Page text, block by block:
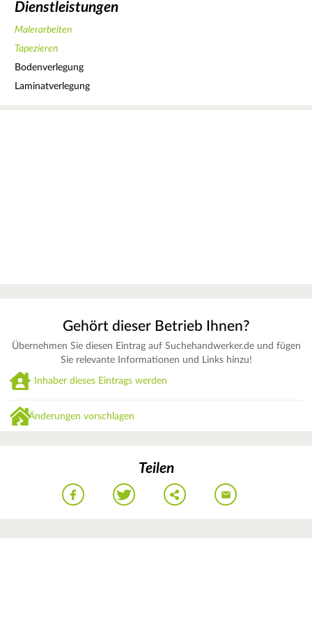
Dienstleistungen
Malerarbeiten
Tapezieren
Bodenverlegung
Laminatverlegung
Gehört dieser Betrieb Ihnen?
Übernehmen Sie diesen Eintrag auf Suchehandwerker.de und fügen
Sie relevante Informationen und Links hinzu!
Inhaber dieses Eintrags werden
Änderungen vorschlagen
Teilen